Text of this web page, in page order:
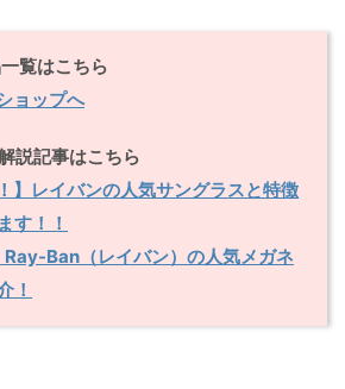
覧はこちら
ョップへ
説記事はこちら
】レイバンの人気サングラスと特徴
す！！
Ray-Ban（レイバン）の人気メガネ
！